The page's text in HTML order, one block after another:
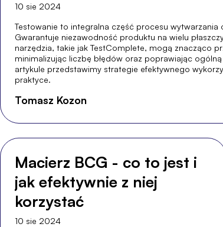
10 sie 2024
Testowanie to integralna część procesu wytwarzania
Gwarantuje niezawodność produktu na wielu
narzędzia, takie jak TestComplete, mogą znacząco
minimalizując liczbę błędów oraz poprawiając
artykule przedstawimy strategie efektywnego
praktyce.
Tomasz Kozon
Macierz BCG - co to jest i
jak efektywnie z niej
korzystać
10 sie 2024